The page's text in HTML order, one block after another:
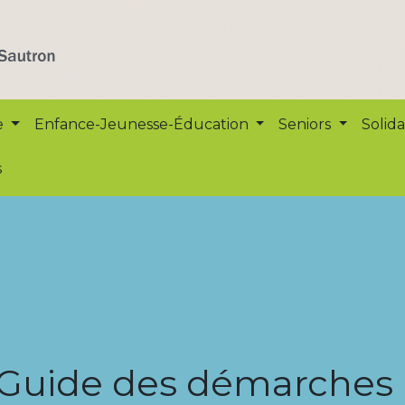
Enfance-Jeunesse-Éducation Seniors
des démarches